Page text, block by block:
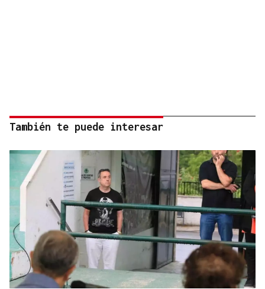
También te puede interesar